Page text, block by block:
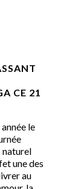
CE 21
le
naturel
une des
au